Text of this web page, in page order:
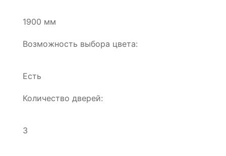
1900 мм
Возможность выбора цвета:
Есть
Количество дверей:
3